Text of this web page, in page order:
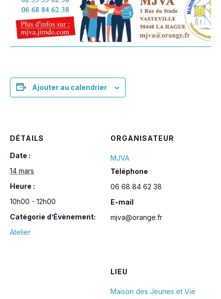
Ajouter au calendrier
DÉTAILS
Date :
14 mars
Heure :
10h00 - 12h00
Catégorie d’Évènement:
Atelier
ORGANISATEUR
MJVA
Téléphone
06 68 84 62 38
E-mail
mjva@orange.fr
LIEU
Maison des Jeunes et Vie